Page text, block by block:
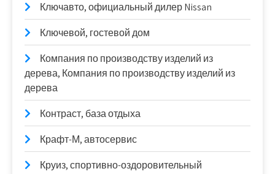
Ключавто, официальный дилер Nissan
Ключевой, гостевой дом
Компания по производству изделий из
дерева, Компания по производству изделий из
дерева
Контраст, база отдыха
Крафт-М, автосервис
Круиз, спортивно-оздоровительный